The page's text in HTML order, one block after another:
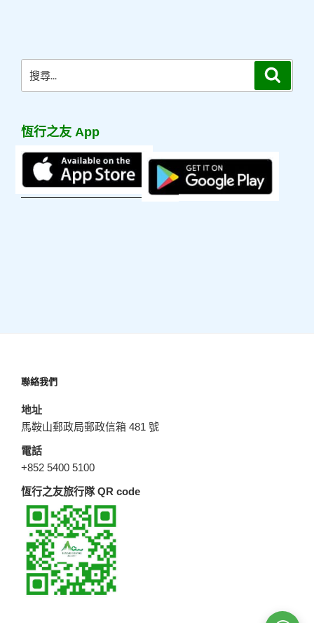
尋
字:
恆行之友 App
聯絡我們
地址
馬鞍山郵政局郵政信箱 481 號
電話
+852 5400 5100
恆行之友旅行隊 QR code